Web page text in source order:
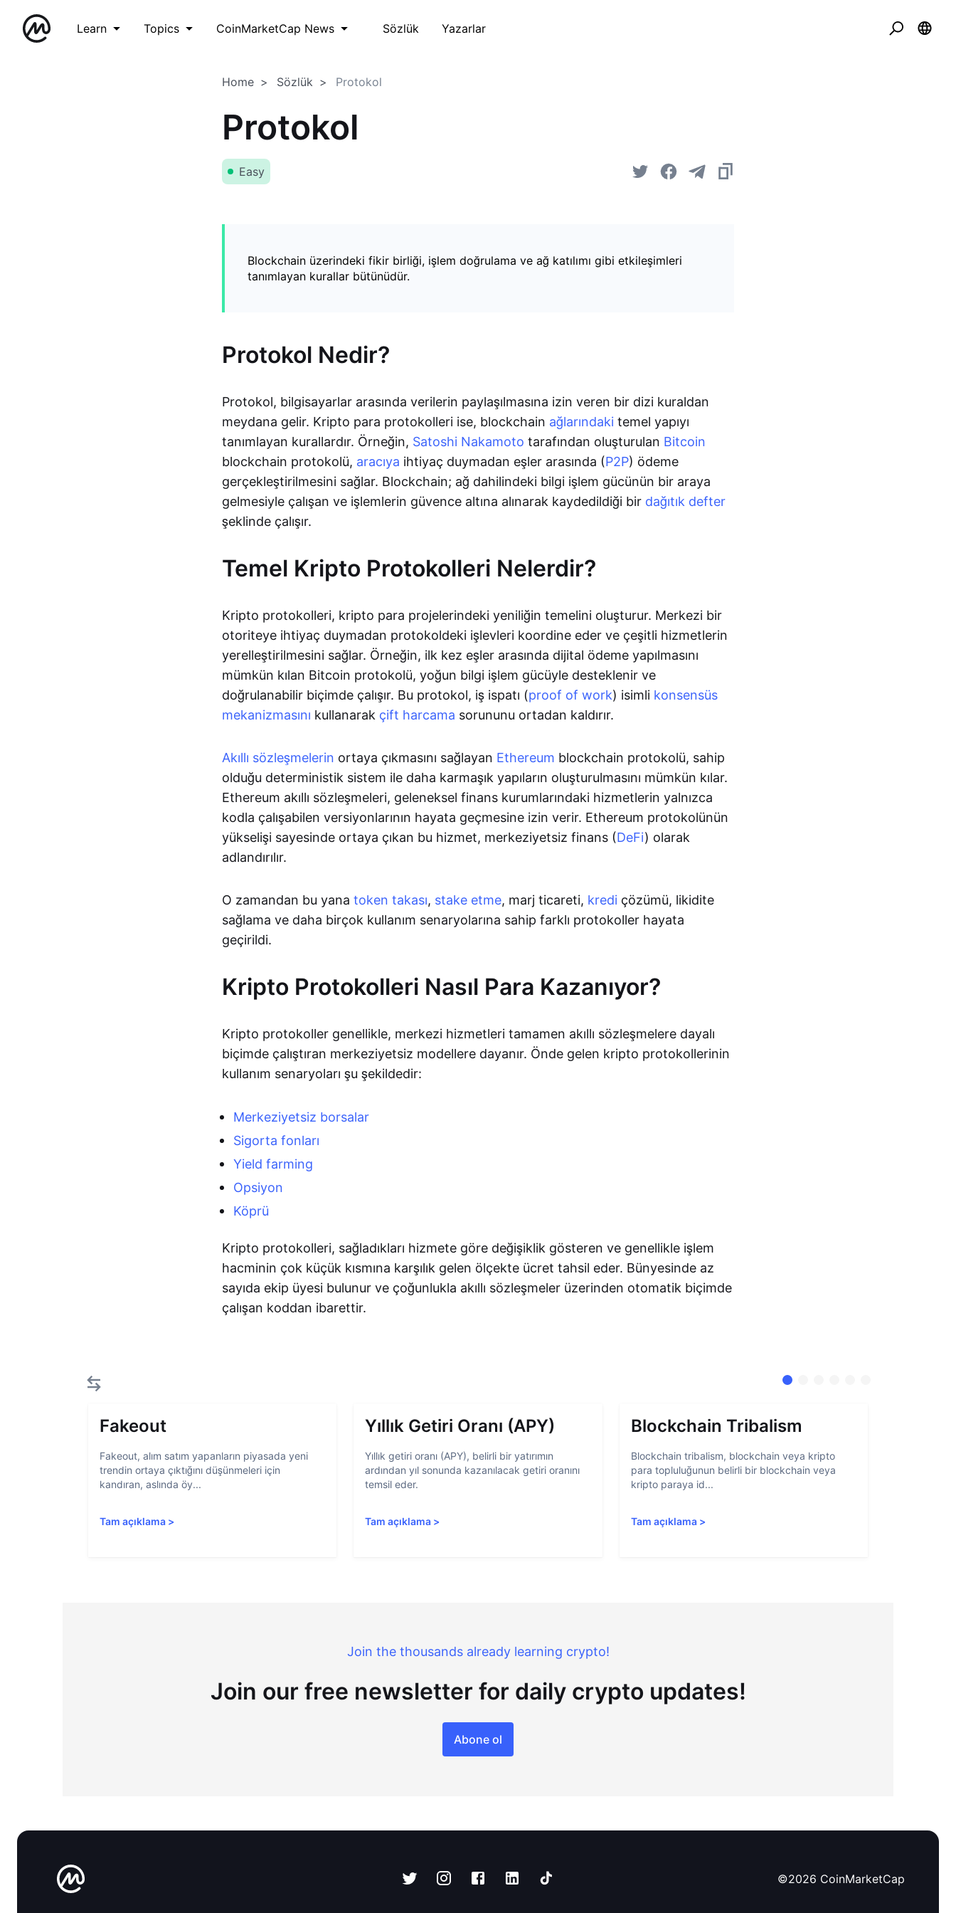
Learn Topics CoinMarketCap News Sözlük Yazarlar
Home Sözlük Protokol
Protokol
Easy
Blockchain üzerindeki fikir birliği, işlem doğrulama ve ağ katılımı gibi etkileşimleri
tanımlayan kurallar bütünüdür.
Protokol Nedir?
Protokol, bilgisayarlar arasında verilerin paylaşılmasına izin veren bir dizi kuraldan
meydana gelir. Kripto para protokolleri ise, blockchain ağlarındaki temel yapıyı
tanımlayan kurallardır. Örneğin, Satoshi Nakamoto tarafından oluşturulan Bitcoin
blockchain protokolü, aracıya ihtiyaç duymadan eşler arasında (P2P) ödeme
gerçekleştirilmesini sağlar. Blockchain; ağ dahilindeki bilgi işlem gücünün bir araya
gelmesiyle çalışan ve işlemlerin güvence altına alınarak kaydedildiği bir dağıtık defter
şeklinde çalışır.
Temel Kripto Protokolleri Nelerdir?
Kripto protokolleri, kripto para projelerindeki yeniliğin temelini oluşturur. Merkezi bir
otoriteye ihtiyaç duymadan protokoldeki işlevleri koordine eder ve çeşitli hizmetlerin
yerelleştirilmesini sağlar. Örneğin, ilk kez eşler arasında dijital ödeme yapılmasını
mümkün kılan Bitcoin protokolü, yoğun bilgi işlem gücüyle desteklenir ve
doğrulanabilir biçimde çalışır. Bu protokol, iş ispatı (proof of work) isimli konsensüs
mekanizmasını kullanarak çift harcama sorununu ortadan kaldırır.
Akıllı sözleşmelerin ortaya çıkmasını sağlayan Ethereum blockchain protokolü, sahip
olduğu deterministik sistem ile daha karmaşık yapıların oluşturulmasını mümkün kılar.
Ethereum akıllı sözleşmeleri, geleneksel finans kurumlarındaki hizmetlerin yalnızca
kodla çalışabilen versiyonlarının hayata geçmesine izin verir. Ethereum protokolünün
yükselişi sayesinde ortaya çıkan bu hizmet, merkeziyetsiz finans (DeFi) olarak
adlandırılır.
O zamandan bu yana token takası, stake etme, marj ticareti, kredi çözümü, likidite
sağlama ve daha birçok kullanım senaryolarına sahip farklı protokoller hayata
geçirildi.
Kripto Protokolleri Nasıl Para Kazanıyor?
Kripto protokoller genellikle, merkezi hizmetleri tamamen akıllı sözleşmelere dayalı
biçimde çalıştıran merkeziyetsiz modellere dayanır. Önde gelen kripto protokollerinin
kullanım senaryoları şu şekildedir:
Merkeziyetsiz borsalar
Sigorta fonları
Yield farming
Opsiyon
Köprü
Kripto protokolleri, sağladıkları hizmete göre değişiklik gösteren ve genellikle işlem
hacminin çok küçük kısmına karşılık gelen ölçekte ücret tahsil eder. Bünyesinde az
sayıda ekip üyesi bulunur ve çoğunlukla akıllı sözleşmeler üzerinden otomatik biçimde
çalışan koddan ibarettir.
Fakeout
Fakeout, alım satım yapanların piyasada yeni
trendin ortaya çıktığını düşünmeleri için
kandıran, aslında öy...
Tam açıklama >
Yıllık Getiri Oranı (APY)
Yıllık getiri oranı (APY), belirli bir yatırımın
ardından yıl sonunda kazanılacak getiri oranını
temsil eder.
Tam açıklama >
Blockchain Tribalism
Blockchain tribalism, blockchain veya kripto
para topluluğunun belirli bir blockchain veya
kripto paraya id...
Tam açıklama>
Join the thousands already learning crypto!
Join our free newsletter for daily crypto updates!
Abone ol
©2026 CoinMarketCap